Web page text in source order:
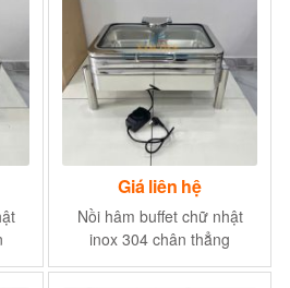
Giá liên hệ
Nồi hâm buffet chữ nhật
inox 304 chân thẳng